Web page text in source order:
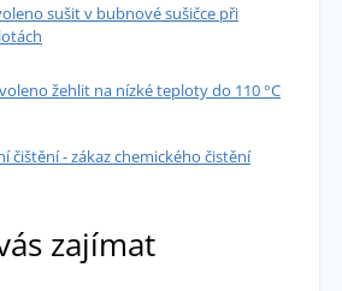
sušit v bubnové sušičce při
žehlit na nízké teploty do 110 °C
čištění - zákaz chemického čistění
zajímat